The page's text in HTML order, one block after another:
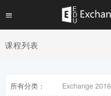
课程列表
所有分类： Exchange 2016